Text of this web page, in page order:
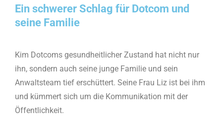
Ein schwerer Schlag für Dotcom und
seine Familie
Kim Dotcoms gesundheitlicher Zustand hat nicht nur
ihn, sondern auch seine junge Familie und sein
Anwaltsteam tief erschüttert. Seine Frau Liz ist bei ihm
und kümmert sich um die Kommunikation mit der
Öffentlichkeit.